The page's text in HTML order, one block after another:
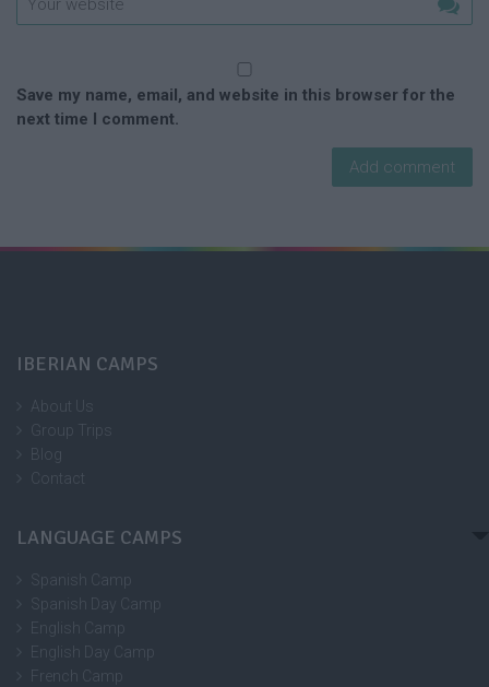
Save my name, email, and website in this browser for the
next time I comment.
IBERIAN CAMPS
About Us
Group Trips
Blog
Contact
LANGUAGE CAMPS
Spanish Camp
Spanish Day Camp
English Camp
English Day Camp
French Camp